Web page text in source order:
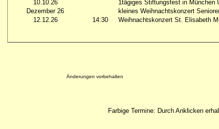
10.10.26
1tägiges Stiftungsfest in München
Dezember 26
kleines Weihnachtskonzert
12.12.26
14:30 Weihnachtskonzert St. Elisabeth
Änderungen vorbehalten
Farbige Termine: Durch Anklicken